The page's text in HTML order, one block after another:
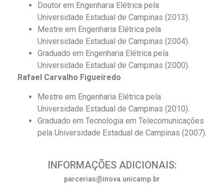
Doutor em Engenharia Elétrica pela
Universidade Estadual de Campinas (2013).
Mestre em Engenharia Elétrica pela
Universidade Estadual de Campinas (2004).
Graduado em Engenharia Elétrica pela
Universidade Estadual de Campinas (2000).
Rafael Carvalho Figueiredo
Mestre em Engenharia Elétrica pela
Universidade Estadual de Campinas (2010).
Graduado em Tecnologia em Telecomunicações
pela Universidade Estadual de Campinas (2007).
INFORMAÇÕES ADICIONAIS:
parcerias@inova.unicamp.br